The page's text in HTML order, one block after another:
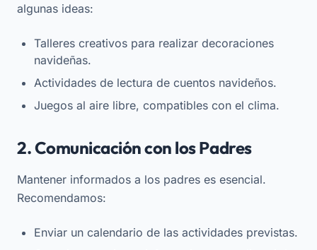
algunas ideas:
Talleres creativos para realizar decoraciones
navideñas.
Actividades de lectura de cuentos navideños.
Juegos al aire libre, compatibles con el clima.
2. Comunicación con los Padres
Mantener informados a los padres es esencial.
Recomendamos:
Enviar un calendario de las actividades previstas.